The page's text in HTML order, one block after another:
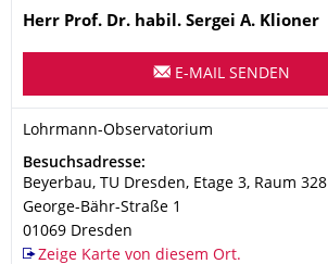
Name
Herr Prof. Dr. habil. Sergei A. Klioner
E-MAIL SENDEN
Organisationsname
Lohrmann-Observatorium
Lohrmann-Observatorium
Adresse
Besuchsadresse:
Beyerbau, TU Dresden, Etage 3, Raum 328
George-Bähr-Straße 1
01069 Dresden
Zeige Karte von diesem Ort.